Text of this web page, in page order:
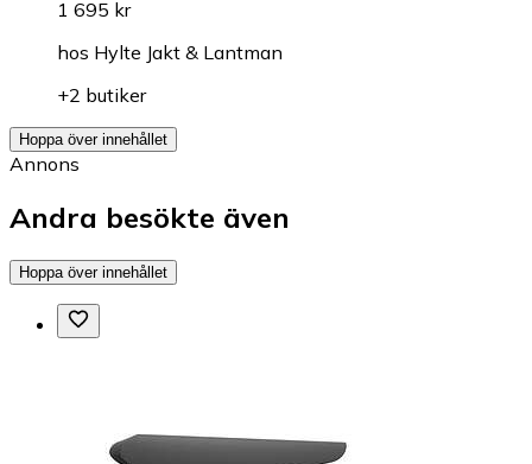
1 695 kr
hos Hylte Jakt & Lantman
+2 butiker
Hoppa över innehållet
Annons
Andra besökte även
Hoppa över innehållet